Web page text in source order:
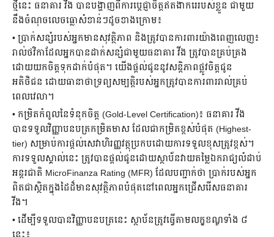
ថ្មីនេះ ធនាគារ វីង បានបង្ហាញពីការប្តេជ្ញាចិត្តឥតងាករេរបស់ខ្លួន ជាមួយ
នឹងចំណុចលេចធ្លោសំខាន់ៗដូចខាងក្រោម៖
• ប្រាក់សន្សំរបស់អ្នកមានសុវត្ថិភាព និងត្រូវបានការពារយ៉ាងពេញលេញ៖
រាល់ថវិកាដែលអ្នកបានដាក់សន្សំជាមួយធនាគារ វីង ត្រូវបានគ្រប់គ្រង
ដោយយកចិត្តទុកដាក់បំផុត។ យើងផ្តល់ជូននូវសន្តិភាពផ្លូវចិត្តជូន
អតិថិជន ដោយធានាថាទ្រព្យសម្បត្តិរបស់អ្នកត្រូវបានការពាររាល់គ្រប់
ពេលវេលា។
• កម្រិតកំពូលនៃទំនុកចិត្ត (Gold-Level Certification)៖ ធនាគារ វីង
បានទទួលវិញ្ញាបនបត្រកម្រិតមាស ដែលជាកម្រិតខ្ពស់បំផុត (Highest-
tier) សម្រាប់ការផ្តល់សេវាហិរញ្ញវត្ថុប្រកបដោយការទទួលខុសត្រូវខ្ពស់។
ការទទួលស្គាល់នេះ ត្រូវបានផ្តល់ជូនដោយស្ថាប័នវាយតម្លៃឯករាជ្យលំដាប់
អន្តរជាតិ MicroFinanza Rating (MFR) ដែលបញ្ជាក់ថា ប្រាក់របស់អ្នក
ពិតជាស្ថិតក្នុងដៃដ៏មានសុវត្ថិភាពបំផុតនៅពេលអ្នកជ្រើសរើសធនាគារ
វីង។
• ដើម្បីទទួលបានវិញ្ញាបនបត្រនេះ ស្ថាប័នត្រូវធ្វើតាមលក្ខខណ្ឌទាំង ៨
នេះ៖